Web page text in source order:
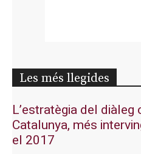
Les més llegides
L’estratègia del
Catalunya, més
el 2017